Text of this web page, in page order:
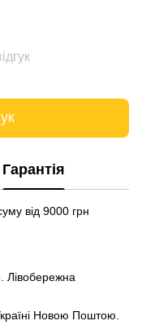
Гарантія
від 9000 грн
Лівобережна
Новою Поштою.